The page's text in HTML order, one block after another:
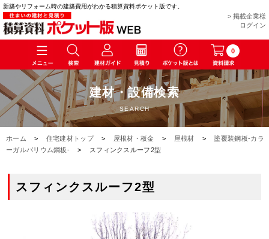
新築やリフォーム時の建築費用がわかる積算資料ポケット版です。
> 掲載企業様
ログイン
0
建材・設備検索
SEARCH
ホーム > 住宅建材トップ > 屋根材・板金 > 屋根材 >
塗覆装鋼板-カラ
ーガルバリウム鋼板-
> スフィンクスルーフ2型
スフィンクスルーフ2型